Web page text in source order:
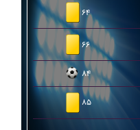
۶۴
۶۶
۸۴
۸۵